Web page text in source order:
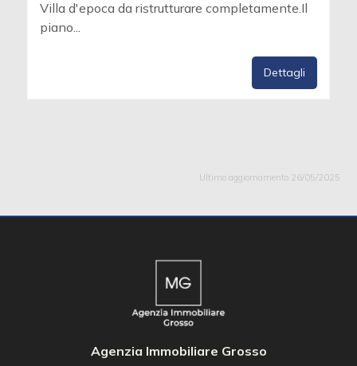
Villa d'epoca da ristrutturare completamente.Il
piano...
Dettagli
Ultimo aggiornamento 26/05/2025
Agenzia Immobiliare Grosso